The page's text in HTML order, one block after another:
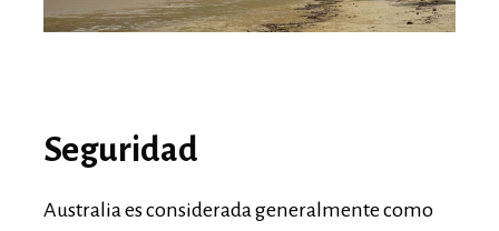
Seguridad
Australia es considerada generalmente como